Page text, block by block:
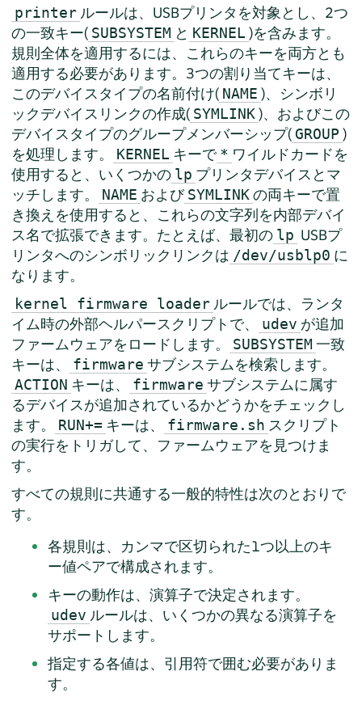
printer ルールは、USBプリンタを対象とし、2つ
の一致キー( SUBSYSTEM と KERNEL )を含みます。
規則全体を適用するには、これらのキーを両方とも
適用する必要があります。3つの割り当てキーは、
このデバイスタイプの名前付け( NAME )、シンボリ
ックデバイスリンクの作成( SYMLINK )、およびこの
デバイスタイプのグループメンバーシップ( GROUP )
を処理します。
KERNEL キーで * ワイルドカードを
使用すると、いくつかの lp プリンタデバイスとマ
ッチします。
NAME および SYMLINK の両キーで置
き換えを使用すると、これらの文字列を内部デバイ
ス名で拡張できます。たとえば、最初の lp USBプ
リンタへのシンボリックリンクは /dev/usblp0 に
なります。
kernel firmware loader ルールでは、ランタ
イム時の外部ヘルパースクリプトで、
udev が追加
ファームウェアをロードします。
SUBSYSTEM 一致
キーは、
firmware サブシステムを検索します。
ACTION キーは、 firmware サブシステムに属す
るデバイスが追加されているかどうかをチェックし
ます。
RUN+= キーは、 firmware.sh スクリプト
の実行をトリガして、ファームウェアを見つけま
す。
すべての規則に共通する一般的特性は次のとおりで
す。
各規則は、カンマで区切られた1つ以上のキ
ー値ペアで構成されます。
キーの動作は、演算子で決定されます。
udev ルールは、いくつかの異なる演算子を
サポートします。
指定する各値は、引用符で囲む必要がありま
す。